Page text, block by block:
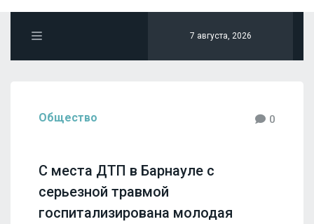
7 августа, 2026
Общество 0
С места ДТП в Барнауле с
серьезной травмой
госпитализирована молодая